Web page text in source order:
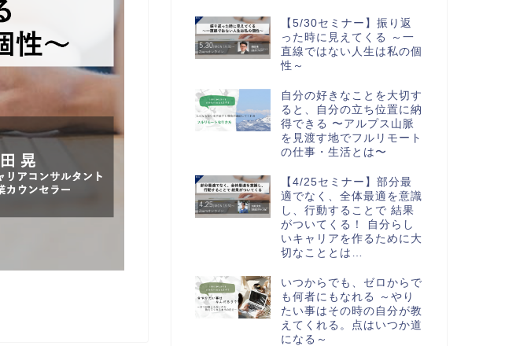
【5/30セミナー】振り返
った時に見えてくる ～一
直線ではない人生は私の個
性～
自分の好きなことを大切す
ると、自分の立ち位置に納
得できる 〜アルプス山脈
を見渡す地でフルリモート
の仕事・生活とは〜
【4/25セミナー】部分最
適でなく、全体最適を意識
し、行動することで 結果
がついてくる！ 自分らし
いキャリアを作るために大
切なこととは…
いつからでも、ゼロからで
も何者にもなれる ～やり
たい事はその時の自分が教
えてくれる。点はいつか道
になる～